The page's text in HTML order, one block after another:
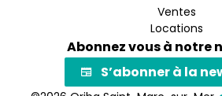
Ventes
Locations
Abonnez vous à notre
S’abonner à la